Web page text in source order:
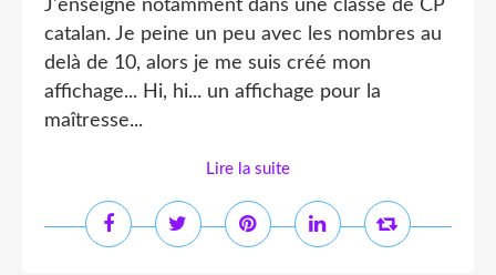
J'enseigne notamment dans une classe de CP
catalan. Je peine un peu avec les nombres au
delà de 10, alors je me suis créé mon
affichage... Hi, hi... un affichage pour la
maîtresse...
Lire la suite